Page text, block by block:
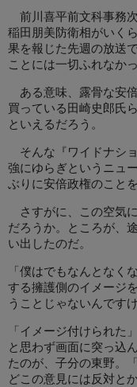
前川喜平前文科事務
稲田朋美防衛相がいく
果を報じた先週の放送
ことには一切ふれなかっ
ある意味、露骨な安
買っている田崎史郎氏
といえるだろう。
そんな『ワイドナシ
強にゆらぎというニュ
ぶりに安倍政権のこと
さすがに、この空気
だろうか。ところが、
い出したのだ。
「僕はでもなんとなく
する擁護側のイメージ
うことじゃないんですけ
「イメージ付けられた
と思わず画面に突っ込
たのが、子分の東野。
どこの意見には反対と